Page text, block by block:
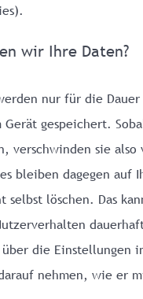
wir Ihre Daten?
nur für die
gespeichert.
verschwinden sie also
bleiben dagegen auf
selbst löschen. Das
die Einstellungen
nehmen, wie er